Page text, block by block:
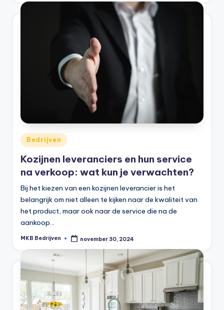
Bedrijven
Kozijnen leveranciers en hun service
na verkoop: wat kun je verwachten?
Bij het kiezen van een kozijnen leverancier is het
belangrijk om niet alleen te kijken naar de kwaliteit van
het product, maar ook naar de service die na de
aankoop…
MKB Bedrijven november 30, 2024